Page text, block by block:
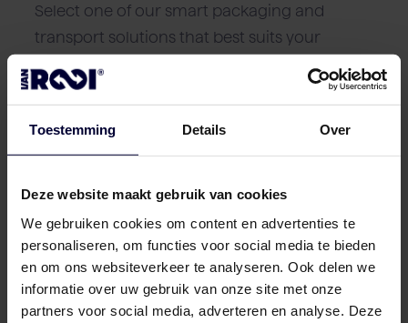
Toestemming Details Over
Deze website maakt gebruik van cookies
We gebruiken cookies om content en advertenties te
personaliseren, om functies voor social media te bieden
en om ons websiteverkeer te analyseren. Ook delen we
informatie over uw gebruik van onze site met onze
partners voor social media, adverteren en analyse. Deze
Select one of our smart packaging and
transport solutions that best suits your